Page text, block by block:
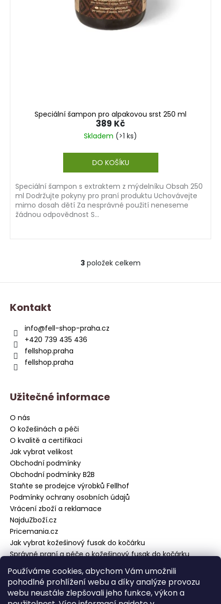
Používáme cookies, abychom Vám umožnili
pohodlné prohlížení webu a díky analýze provozu
webu neustále zlepšovali jeho funkce, výkon a
Speciální šampon pro alpakovou srst 250 ml
Skladem (>1 ks)
389 Kč
DO KOŠÍKU
Speciální šampon s extraktem z mýdelníku Obsah 250
ml Dodržujte pokyny pro praní produktu Uchovávejte
mimo dosah dětí Za nesprávné použití neneseme
žádnou odpovědnost S...
O
v
y
3 položek celkem
Z
Kontakt
info@fell-shop-praha.cz
+420 739 435 436
fellshop.praha
fellshop.praha
Užitečné informace
O nás
O kožešinách a péči
O kvalitě a certifikaci
Jak vybrat velikost
Obchodní podmínky
Obchodní podmínky B2B
Staňte se prodejce výrobků Fellhof
Podmínky ochrany osobních údajů
Vrácení zboží a reklamace
NajduZboží.cz
Pricemania.cz
Jak vybrat kožešinový fusak do kočárku
Správné praní a péče o kožešinový fusak do kočárku
Přijímáme online platby